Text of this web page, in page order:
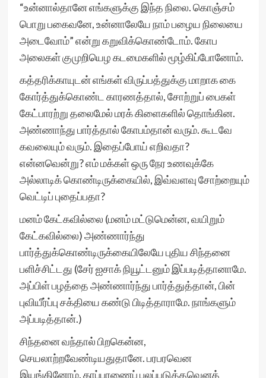
“உன்னால்தானே எங்களுக்கு இந்த நிலை. கொஞ்சம்
பொறு பகைவனே, உன்னாலேயே நாம் பழைய நிலையை
அடைவோம்” என்று கறுவிக்கொண்டோம். கோப
அலைகள் குமுறியெழ கடமைகளில் மூழ்கிப்போனோம்.
கத்தரிக்காயுடன் எங்கள் விருப்பத்துக்கு மாறாக கை
கோர்த்துக்கொண்ட காரணத்தால், சோற்றுப் பைகள்
கேட்பாரற்று தலைமேல் மரக் கிளைகளில் தொங்கின.
அண்ணாந்து பார்த்தால் கோபம்தான் வரும். கூடவே
கவலையும் வரும். இதைப்போய் எறிவதா?
என்னவென்று? எம் மக்கள் ஒரு நேர உணவுக்கே
அல்லாடிக் கொண்டிருக்கையில், இவ்வளவு சோற்றையும்
வெட்டிப் புதைப்பதா?
மனம் கேட்கவில்லை (மனம் மட்டுமென்ன, வயிறும்
கேட்கவில்லை) அண்ணார்ந்து
பார்த்துக்கொண்டிருக்கையிலேயே புதிய சிந்தனை
பளிச்சிட்டது (சேர் ஐசாக் நியூட்டனும் இப்படித்தானாமே.
அப்பிள் பழத்தை அண்ணார்ந்து பார்த்துத்தான், பின்
புவியீர்ப்பு சக்தியை கண்டு பிடித்தாராமே. நாங்களும்
அப்படித்தான்.)
சிந்தனை வந்தால் பிறகென்ன,
செயலாற்றவேண்டியதுதானே. பரபரவென
இயங்கினோம். காப்பரணைப் பலப்படுத்தவெனத்